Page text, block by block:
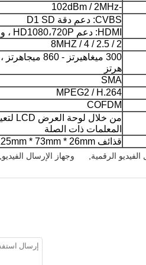
-102dBm / 2MHz
CVBS: دعم دقة D1 SD
HDMI: دعم HD1080،720P ، و 576،480
2 / 2.5 / 4 / 8MHZ
هرتز
SMA
MPEG2 / H.264
COFDM
من خلال لوحة العرض LCD لتعيين
المعلمات ذات الصلة
قذائف 125mm * 73mm * 26mm و
وجهاز الإرسال الفيديو